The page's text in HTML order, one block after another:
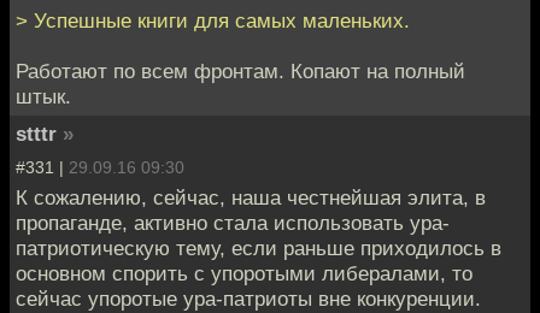
> Успешные книги для самых маленьких.
Работают по всем фронтам. Копают на полный
штык.
stttr »
#331 | 29.09.16 09:30
К сожалению, сейчас, наша честнейшая элита, в
пропаганде, активно стала использовать ура-
патриотическую тему, если раньше приходилось в
основном спорить с упоротыми либералами, то
сейчас упоротые ура-патриоты вне конкуренции.